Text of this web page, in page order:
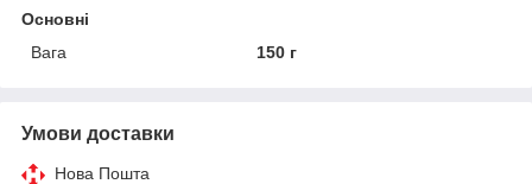
Основні
Вага
150 г
Умови доставки
Нова Пошта